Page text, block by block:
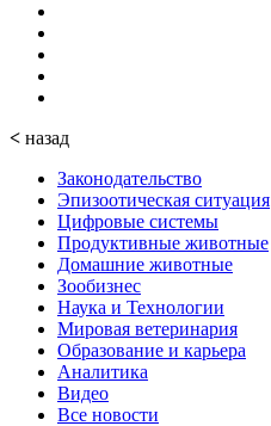
< назад
Законодательство
Эпизоотическая ситуация
Цифровые системы
Продуктивные животные
Домашние животные
Зообизнес
Наука и Технологии
Мировая ветеринария
Образование и карьера
Аналитика
Видео
Все новости